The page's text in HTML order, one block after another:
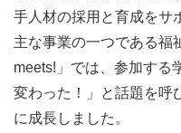
手人材の採用と育成をサ
主な事業の一つである福
meets!」では、参加する
変わった！」と話題を呼
に成長しました。